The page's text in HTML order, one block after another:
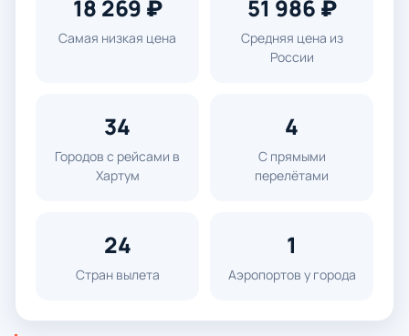
18 269 ₽
Самая низкая цена
51 986 ₽
Средняя цена из
России
34
Городов с рейсами в
Хартум
4
С прямыми
перелётами
24
Стран вылета
1
Аэропортов у города